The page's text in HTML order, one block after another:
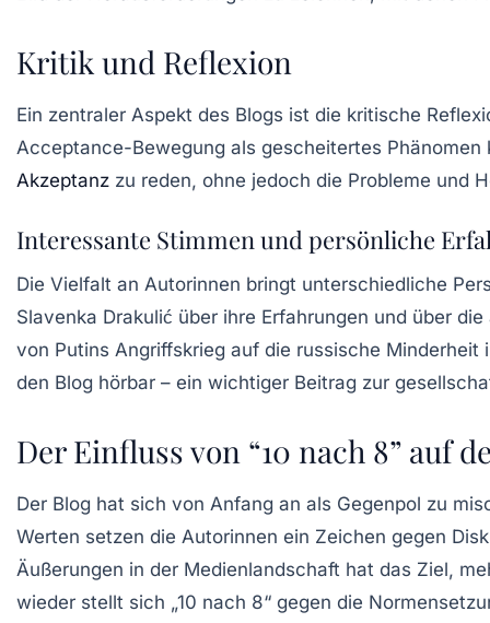
Kritik und Reflexion
Ein zentraler Aspekt des Blogs ist die kritische
Acceptance-Bewegung als gescheitertes
Akzeptanz zu reden, ohne jedoch die Probleme und
Interessante Stimmen und persönliche
Die Vielfalt an Autorinnen bringt unterschiedliche
Slavenka Drakulić über ihre Erfahrungen und über
von Putins Angriffskrieg auf die russische
den Blog hörbar – ein wichtiger Beitrag zur
Der Einfluss von “10 nach 8” auf
Der Blog hat sich von Anfang an als Gegenpol zu
Werten setzen die Autorinnen ein Zeichen gegen
Äußerungen in der Medienlandschaft hat das Ziel,
wieder stellt sich „10 nach 8“ gegen die